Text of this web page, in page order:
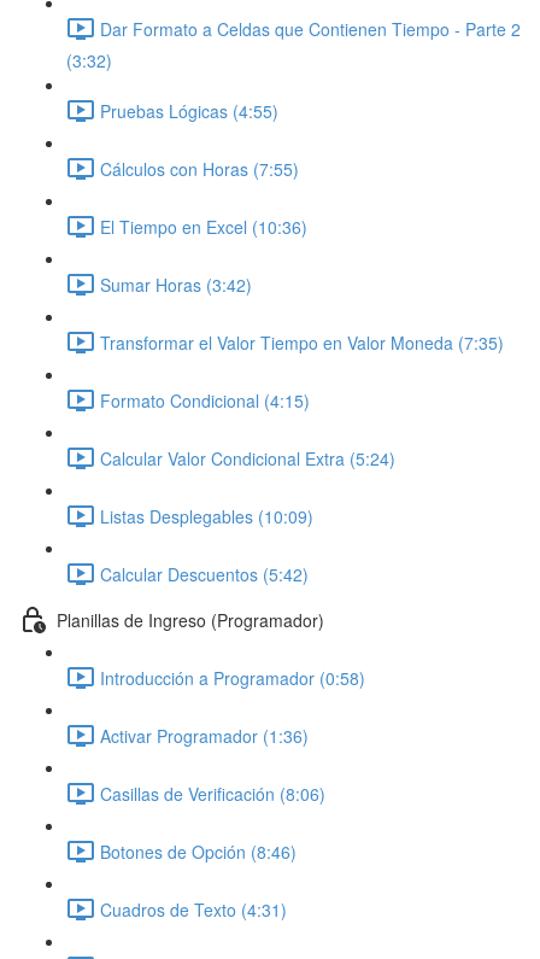
Dar Formato a Celdas que Contienen Tiempo - Parte 2
(3:32)
Pruebas Lógicas (4:55)
Cálculos con Horas (7:55)
El Tiempo en Excel (10:36)
Sumar Horas (3:42)
Transformar el Valor Tiempo en Valor Moneda (7:35)
Formato Condicional (4:15)
Calcular Valor Condicional Extra (5:24)
Listas Desplegables (10:09)
Calcular Descuentos (5:42)
Planillas de Ingreso (Programador)
Introducción a Programador (0:58)
Activar Programador (1:36)
Casillas de Verificación (8:06)
Botones de Opción (8:46)
Cuadros de Texto (4:31)